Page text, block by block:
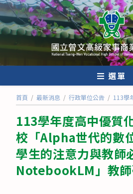
跳
轉
至
內
選單
首頁 / 最新消息 / 行政單位公告 / 113學
113學年度高中優質
校「Alpha世代的數
學生的注意力與教師
NotebookLM」教